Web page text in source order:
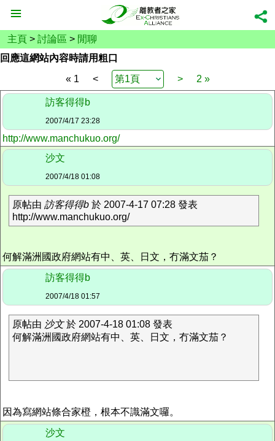
主頁 > 討論區 > 閒聊
回應這網站內容時請用粗口
« 1
< > 2 »
訪客得得b
2007/4/17 23:28
http://www.manchukuo.org/
沙文
2007/4/18 01:08
原帖由 訪客得得b 於 2007-4-17 07:28 發表
http://www.manchukuo.org/
何解滿洲國政府網站有中、英、日文，冇滿文茄？
訪客得得b
2007/4/18 01:57
原帖由 沙文於 2007-4-18 01:08 發表
何解滿洲國政府網站有中、英、日文，冇滿文茄？
因為寫網站條合家橙，根本不識滿文囉。
沙文